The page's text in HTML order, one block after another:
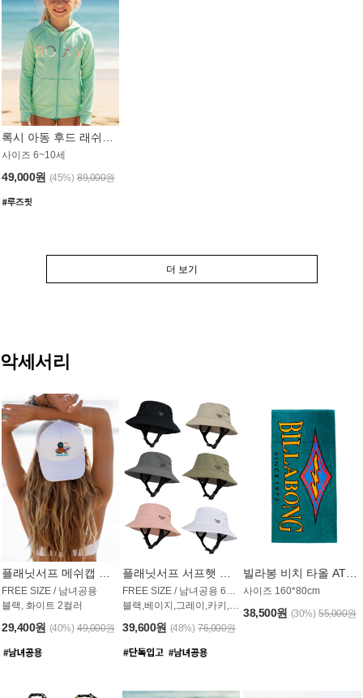
록시 아동 후드 래쉬가드 GT764MRX
사이즈 6~10세
49,000원 (45%) 89,000원
더 보기
악세서리
FREE SIZE / 남녀공용
블랙, 화이트 2컬러
29,400원 (40%) 49,000원
블랙,베이지,그레이,카키,핑크,화이트
39,600원 (48%) 76,000원
사이즈 160*80cm
38,500원 (30%) 55,000원